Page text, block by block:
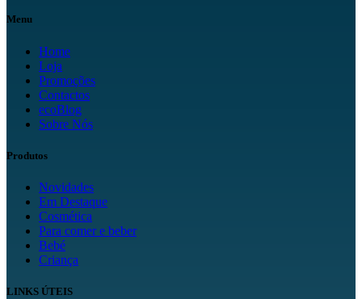
Menu
Home
Loja
Promoções
Contactos
ecoBlog
Sobre Nós
Produtos
Novidades
Em Destaque
Cosmética
Para comer e beber
Bebé
Criança
LINKS ÚTEIS